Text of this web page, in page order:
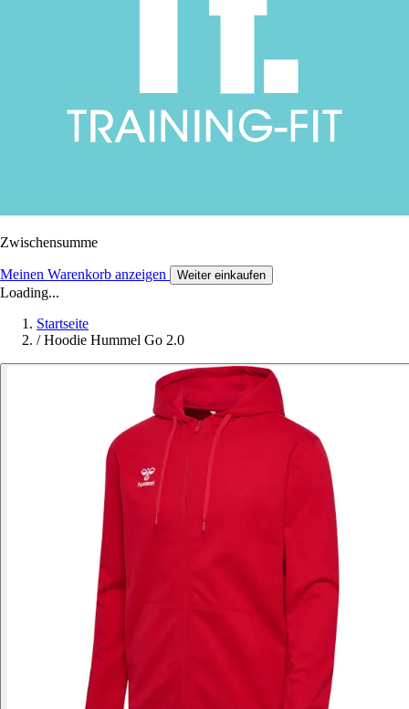
Zwischensumme
Meinen Warenkorb anzeigen Weiter einkaufen
Loading...
Startseite
/ Hoodie Hummel Go 2.0